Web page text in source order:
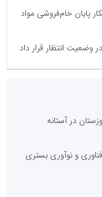
پایان خام‌فروشی مواد
وضعیت انتظار قرار داد
در آستانه
و نوآوری بستری